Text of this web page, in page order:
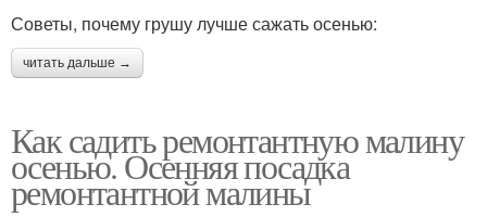
Советы, почему грушу лучше сажать осенью:
читать дальше →
Как садить ремонтантную малину
осенью. Осенняя посадка
ремонтантной малины